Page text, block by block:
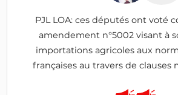
PJL LOA: ces députés ont voté
amendement n°5002 visant à
importations agricoles aux
françaises au travers de clauses